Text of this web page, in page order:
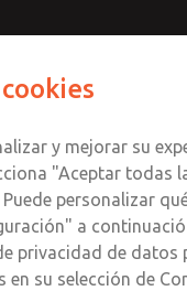
DM1
y mejorar su
"Aceptar todas
personalizar
a
privacidad de datos
su selección de